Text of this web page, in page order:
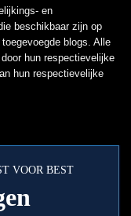
en
beschikbaar zijn op
blogs. Alle
hun respectievelijke
hun respectievelijke
VOOR BEST